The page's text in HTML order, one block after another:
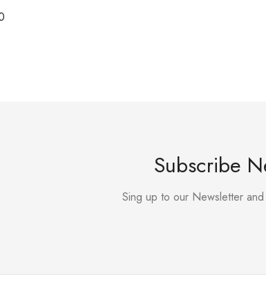
Subscribe
Sing up to our Newsletter